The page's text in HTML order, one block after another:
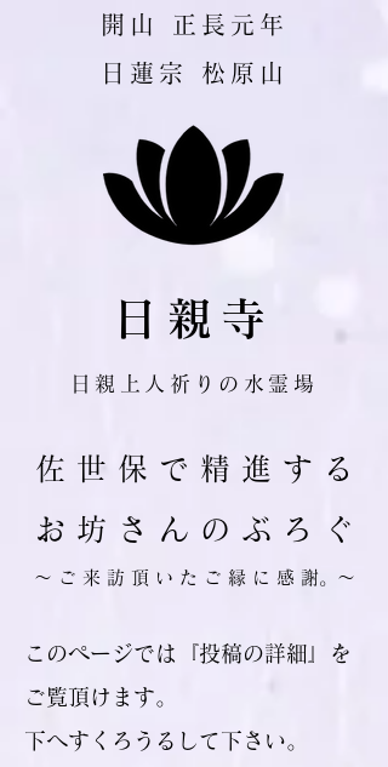
​開山 正長元年
日蓮宗 松原山
日親寺
日親上人祈りの水霊場
佐 世 保 で 精 進 す る
お 坊 さ ん の ぶ ろ ぐ
​～ ご 来 訪 頂 い た ご 縁 に 感 謝。～
このページでは『投稿の詳細』を
ご覧頂けます。
​下へすくろうるして下さい。